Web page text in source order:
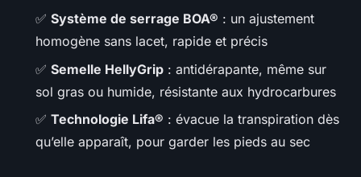
✅ Système de serrage BOA® : un ajustement
homogène sans lacet, rapide et précis
✅ Semelle HellyGrip : antidérapante, même sur
sol gras ou humide, résistante aux hydrocarbures
✅ Technologie Lifa® : évacue la transpiration dès
qu’elle apparaît, pour garder les pieds au sec